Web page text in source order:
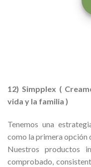
12) Simpplex (
vida y la familia )
Tenemos una
como la primera opción
Nuestros productos
comprobado,